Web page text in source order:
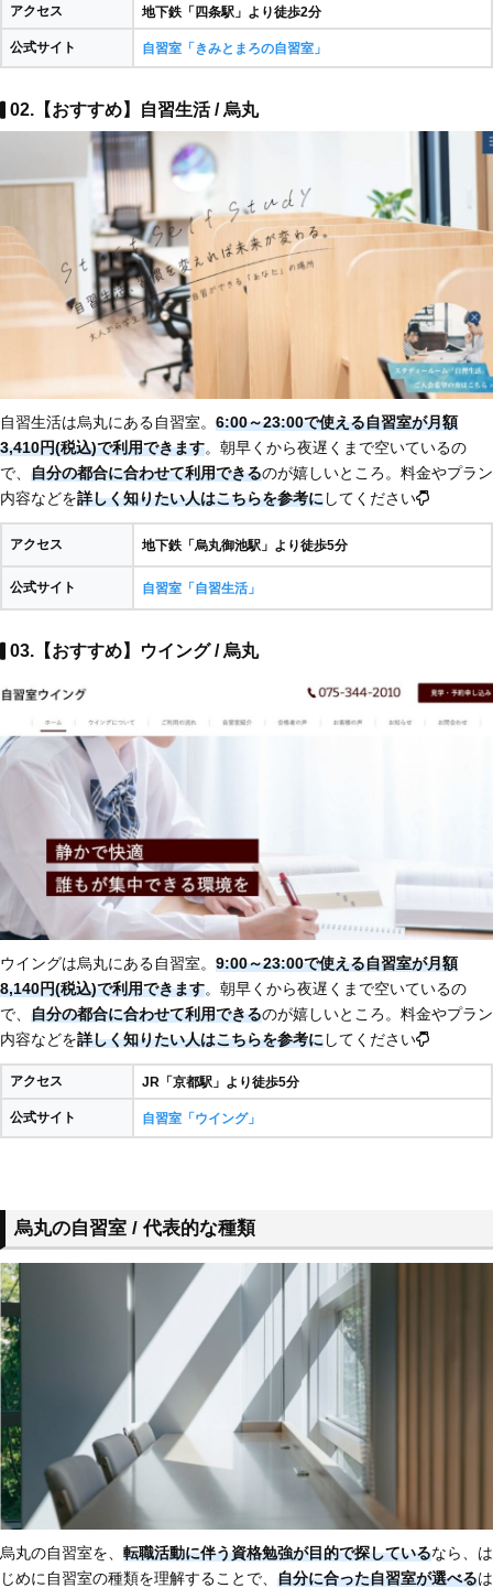
アクセス 地下鉄「四条駅」より徒歩2分
公式サイト 自習室「きみとまろの自習室」
02.【おすすめ】自習生活 / 烏丸
自習生活は烏丸にある自習室。 6:00～23:00で使える自習室が月額
3,410円(税込)で利用できます。朝早くから夜遅くまで空いているの
で、 自分の都合に合わせて利用できるのが嬉しいところ。料金やプラン
内容などを詳しく知りたい人はこちらを参考にしてください
アクセス 地下鉄「烏丸御池駅」より徒歩5分
公式サイト 自習室「自習生活」
03.【おすすめ】ウイング / 烏丸
ウイングは烏丸にある自習室。 9:00～23:00で使える自習室が月額
8,140円(税込)で利用できます。朝早くから夜遅くまで空いているの
で、 自分の都合に合わせて利用できるのが嬉しいところ。料金やプラン
内容などを詳しく知りたい人はこちらを参考にしてください
アクセス JR「京都駅」より徒歩5分
公式サイト 自習室「ウイング」
烏丸の自習室 / 代表的な種類
烏丸の自習室を、 転職活動に伴う資格勉強が目的で探しているなら、は
じめに自習室の種類を理解することで、 自分に合った自習室が選べるは